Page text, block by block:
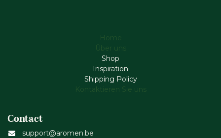
Home
Über uns
Shop
Inspiration
Shipping Policy
Kontaktieren Sie uns
Contact
support@aromen.be